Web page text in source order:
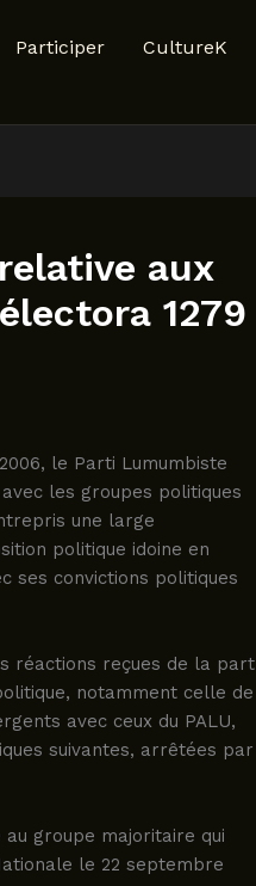
Participer
CultureK
aux
1279
le Parti Lumumbiste
les groupes politiques
une large
politique idoine en
ses convictions politiques
réactions reçues de la part
notamment celle de
avec ceux du PALU,
suivantes, arrêtées par
au groupe majoritaire qui
le 22 septembre